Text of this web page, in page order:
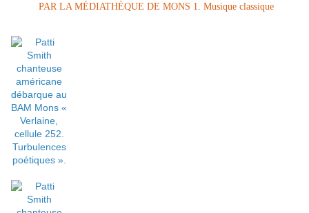
PAR LA MÉDIATHÈQUE DE MONS 1. Musique classique